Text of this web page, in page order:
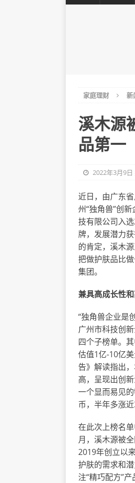
家庭理财 新
溪木源
品第一
2022年3月9日
近日，由广东
州“独角兽”创
技有限公司入
牌，发展潜力
的肯定，溪木
把做护肤品比
集团。
兼具高成长性
“独角兽企业是
广州市科技创
四个子榜单。
估值1亿-10亿
告》解读指出
高，呈现出创
一个显而易见
币，半年多涨近
在此次上榜名
月，溪木源被
2019年创立以
护肤的需求和
注“精巧配方”